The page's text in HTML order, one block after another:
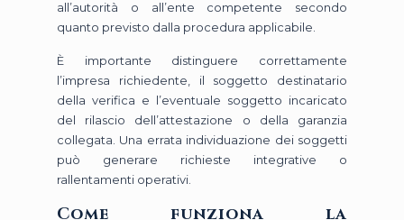
all’autorità o all’ente competente secondo
quanto previsto dalla procedura applicabile.
È importante distinguere correttamente
l’impresa richiedente, il soggetto destinatario
della verifica e l’eventuale soggetto incaricato
del rilascio dell’attestazione o della garanzia
collegata. Una errata individuazione dei soggetti
può generare richieste integrative o
rallentamenti operativi.
Come funziona la